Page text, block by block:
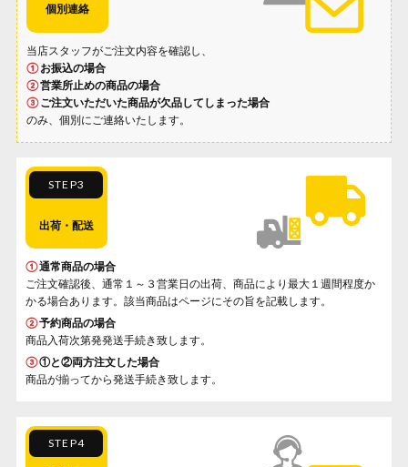
個別連絡
当店スタッフがご注文内容を確認し、
① お振込の場合
②営業所止めの商品の場合
③ ご注文いただいた商品が欠品してしまった場合
のみ、個別にご連絡いたします。
STEP3
出荷・配送
①通常商品の場合
ご注文確認後、通常１～３営業日の出荷、商品により最大１週間程度か
かる場合あります。該当商品はページにその旨を記載します。
②予約商品の場合
商品入荷次第発発送手続き致します。
③①と②両方注文した場合
商品が揃ってから発送手続き致します。
STEP4